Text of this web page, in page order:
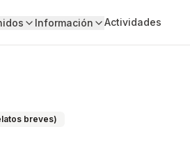
Información Actividades
breves)